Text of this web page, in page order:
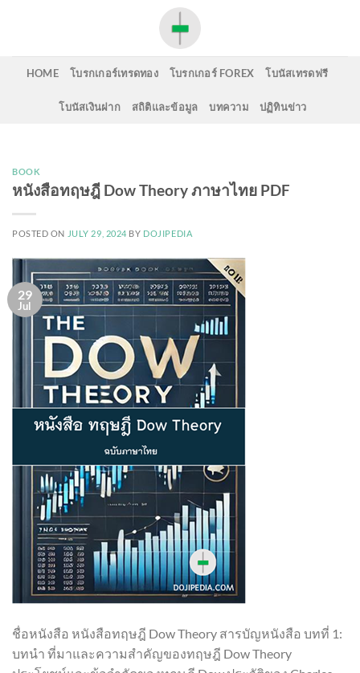
HOME โบรกเกอร์เทรดทอง โบรกเกอร์ FOREX โบนัสเทรดฟรี
โบนัสเงินฝาก สถิติและข้อมูล บทความ ปฏิทินข่าว
BOOK
หนังสือทฤษฎี Dow Theory ภาษาไทย PDF
POSTED ON JULY 29, 2024 BY DOJIPEDIA
29
Jul
ชื่อหนังสือ หนังสือทฤษฎี Dow Theory สารบัญหนังสือ บทที่ 1:
บทนำ ที่มาและความสำคัญของทฤษฎี Dow Theory